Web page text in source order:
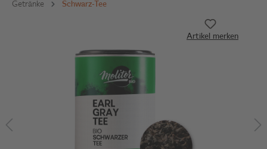
Getränke Schwarz-Tee
Artikel merken